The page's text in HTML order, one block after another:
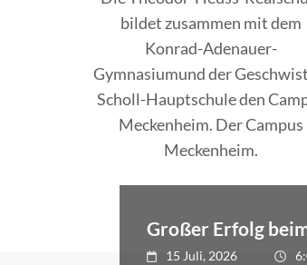
bildet zusammen mit dem
Konrad-Adenauer-
Gymnasiumund der
Scholl-Hauptschule den
Meckenheim. Der Campus
Meckenheim.
Großer Erfolg
15 Juli, 2026